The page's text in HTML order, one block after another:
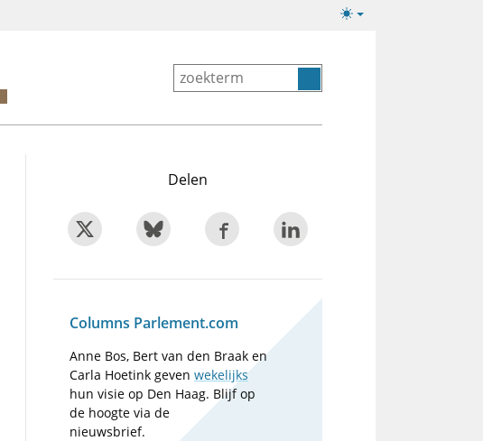
Lichte/donkere
Delen
Columns Parlement.com
Anne Bos, Bert van den Braak en
Carla Hoetink gevenwekelijks
hun visie op Den Haag. Blijf op
de hoogte via de
nieuwsbrief.